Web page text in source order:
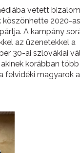
vetett bizalom
köszönhette 2020-as
A kampány
az üzenetekkel a
30-ai szlovákiai
korábban több
felvidéki magyarok